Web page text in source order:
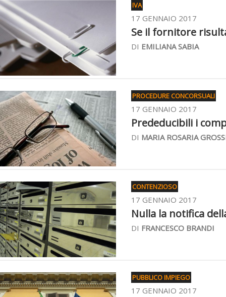
IVA
17 GENNAIO 2017
Se il fornitore
DI EMILIANA SABIA
PROCEDURE CONCORSUALI
17 GENNAIO 2017
Prededucibili i
DI MARIA ROSARIA
CONTENZIOSO
17 GENNAIO 2017
Nulla la notifica
DI FRANCESCO BRANDI
PUBBLICO IMPIEGO
17 GENNAIO 2017